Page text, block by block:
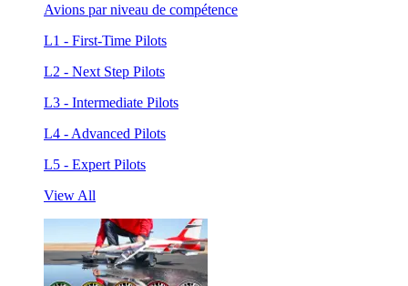
Avions par niveau de compétence
L1 - First-Time Pilots
L2 - Next Step Pilots
L3 - Intermediate Pilots
L4 - Advanced Pilots
L5 - Expert Pilots
View All